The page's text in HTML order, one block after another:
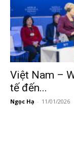
Việt Nam –
tế đến...
Ngọc Hạ - 11/01/2026